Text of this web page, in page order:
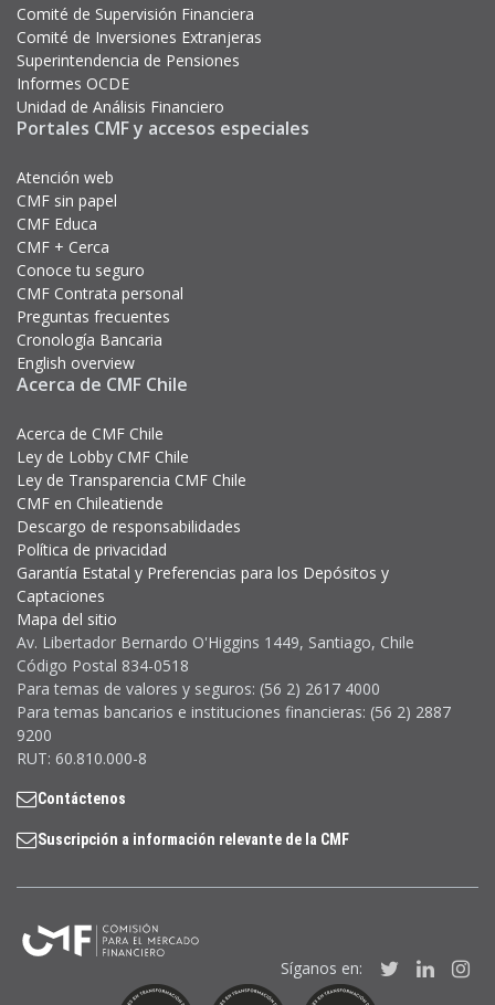
Comité de Supervisión Financiera
Comité de Inversiones Extranjeras
Superintendencia de Pensiones
Informes OCDE
Unidad de Análisis Financiero
Portales CMF y accesos especiales
Atención web
CMF sin papel
CMF Educa
CMF + Cerca
Conoce tu seguro
CMF Contrata personal
Preguntas frecuentes
Cronología Bancaria
English overview
Acerca de CMF Chile
Acerca de CMF Chile
Ley de Lobby CMF Chile
Ley de Transparencia CMF Chile
CMF en Chileatiende
Descargo de responsabilidades
Política de privacidad
Garantía Estatal y Preferencias para los Depósitos y
Captaciones
Mapa del sitio
Av. Libertador Bernardo O'Higgins 1449, Santiago, Chile
Código Postal 834-0518
Para temas de valores y seguros: (56 2) 2617 4000
Para temas bancarios e instituciones financieras: (56 2) 2887
9200
RUT: 60.810.000-8
Contáctenos
Suscripción a información relevante de la CMF
Síganos en: Twitter